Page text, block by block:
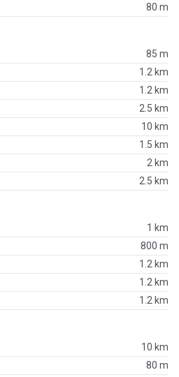
80 m
85 m
1.2 km
1.2 km
2.5 km
10 km
1.5 km
2 km
2.5 km
1 km
800 m
1.2 km
1.2 km
1.2 km
10 km
80 m